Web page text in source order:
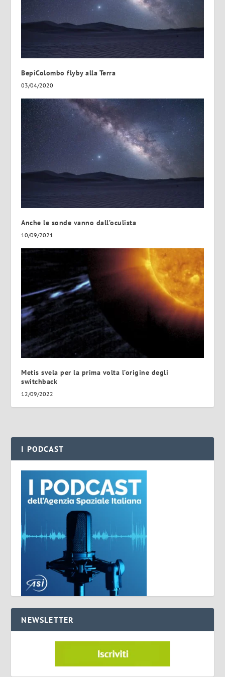
BepiColombo flyby alla Terra
03/04/2020
Anche le sonde vanno dall’oculista
10/09/2021
Metis svela per la prima volta l’origine degli
switchback
12/09/2022
I PODCAST
NEWSLETTER